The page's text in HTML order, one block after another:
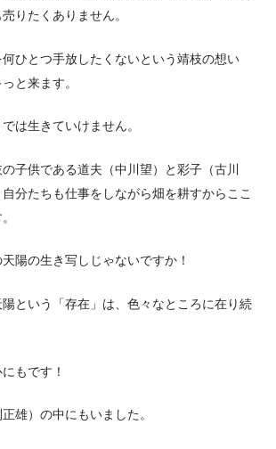
りたくありません。
ひとつ手放したくないという靖枝の想い
と来ます。
は生きていけません。
子供である道夫（中川望）と彩子（古川
分たちも仕事をしながら畑を耕すからここ
陽の生き写しじゃないですか！
という「存在」は、色々なところに在り続
もです！
雄）の中にもいました。